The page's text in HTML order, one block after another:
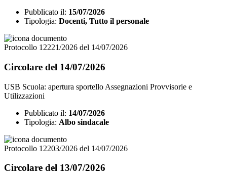
Pubblicato il: 15/07/2026
Tipologia: Docenti, Tutto il personale
Protocollo 12221/2026 del 14/07/2026
Circolare del 14/07/2026
USB Scuola: apertura sportello Assegnazioni Provvisorie e
Utilizzazioni
Pubblicato il: 14/07/2026
Tipologia: Albo sindacale
Protocollo 12203/2026 del 14/07/2026
Circolare del 13/07/2026